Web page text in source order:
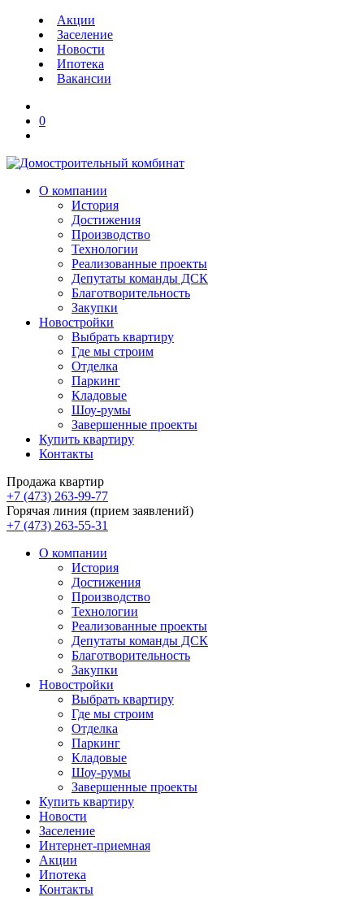
Акции
Заселение
Новости
Ипотека
Вакансии
0
О компании
История
Достижения
Производство
Технологии
Реализованные проекты
Депутаты команды ДСК
Благотворительность
Закупки
Новостройки
Выбрать квартиру
Где мы строим
Отделка
Паркинг
Кладовые
Шоу-румы
Завершенные проекты
Купить квартиру
Контакты
Продажа квартир
+7 (473) 263-99-77
Горячая линия (прием заявлений)
+7 (473) 263-55-31
О компании
История
Достижения
Производство
Технологии
Реализованные проекты
Депутаты команды ДСК
Благотворительность
Закупки
Новостройки
Выбрать квартиру
Где мы строим
Отделка
Паркинг
Кладовые
Шоу-румы
Завершенные проекты
Купить квартиру
Новости
Заселение
Интернет-приемная
Акции
Ипотека
Контакты